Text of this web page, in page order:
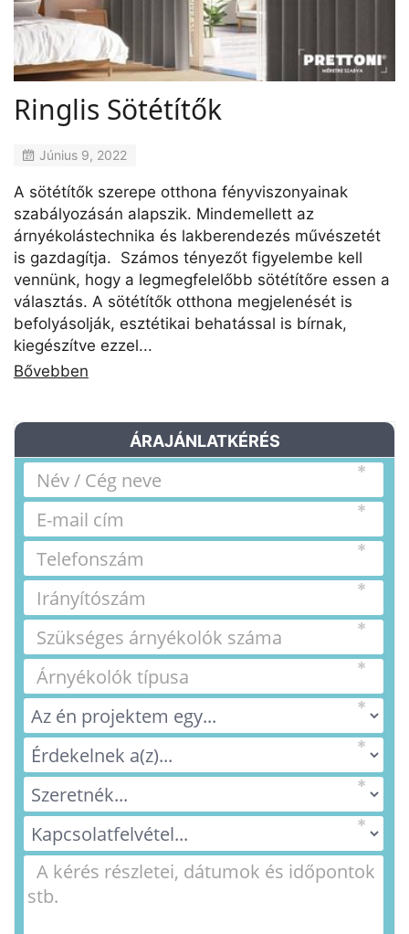
Ringlis Sötétítők
Június 9, 2022
A sötétítők szerepe otthona fényviszonyainak
szabályozásán alapszik. Mindemellett az
árnyékolástechnika és lakberendezés művészetét
is gazdagítja. Számos tényezőt figyelembe kell
vennünk, hogy a legmegfelelőbb sötétítőre essen a
választás. A sötétítők otthona megjelenését is
befolyásolják, esztétikai behatással is bírnak,
kiegészítve ezzel...
Bővebben
ÁRAJÁNLATKÉRÉS